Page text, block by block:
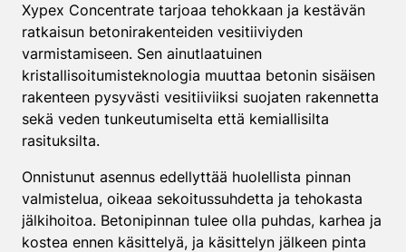
Xypex Concentrate tarjoaa tehokkaan ja kestävän
ratkaisun betonirakenteiden vesitiiviyden
varmistamiseen. Sen ainutlaatuinen
kristallisoitumisteknologia muuttaa betonin sisäisen
rakenteen pysyvästi vesitiiviiksi suojaten rakennetta
sekä veden tunkeutumiselta että kemiallisilta
rasituksilta.
Onnistunut asennus edellyttää huolellista pinnan
valmistelua, oikeaa sekoitussuhdetta ja tehokasta
jälkihoitoa. Betonipinnan tulee olla puhdas, karhea ja
kostea ennen käsittelyä, ja käsittelyn jälkeen pinta